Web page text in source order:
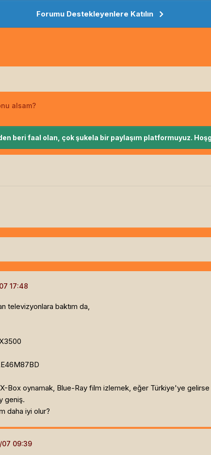
Forumu Destekleyenlere Katılın
alsam?
beri faal olan, çok şukela bir paylaşım platformuyuz.
televizyonlara baktım da,
Box oynamak, Blue-Ray film izlemek, eğer Türkiye'ye
geniş.
daha iyi olur?